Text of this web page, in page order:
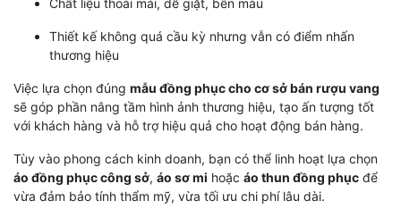
Chất liệu thoải mái, dễ giặt, bền màu
Thiết kế không quá cầu kỳ nhưng vẫn có điểm nhấn
thương hiệu
Việc lựa chọn đúng mẫu đồng phục cho cơ sở bán rượu vang
sẽ góp phần nâng tầm hình ảnh thương hiệu, tạo ấn tượng tốt
với khách hàng và hỗ trợ hiệu quả cho hoạt động bán hàng.
Tùy vào phong cách kinh doanh, bạn có thể linh hoạt lựa chọn
áo đồng phục công sở, áo sơ mi hoặc áo thun đồng phục để
vừa đảm bảo tính thẩm mỹ, vừa tối ưu chi phí lâu dài.